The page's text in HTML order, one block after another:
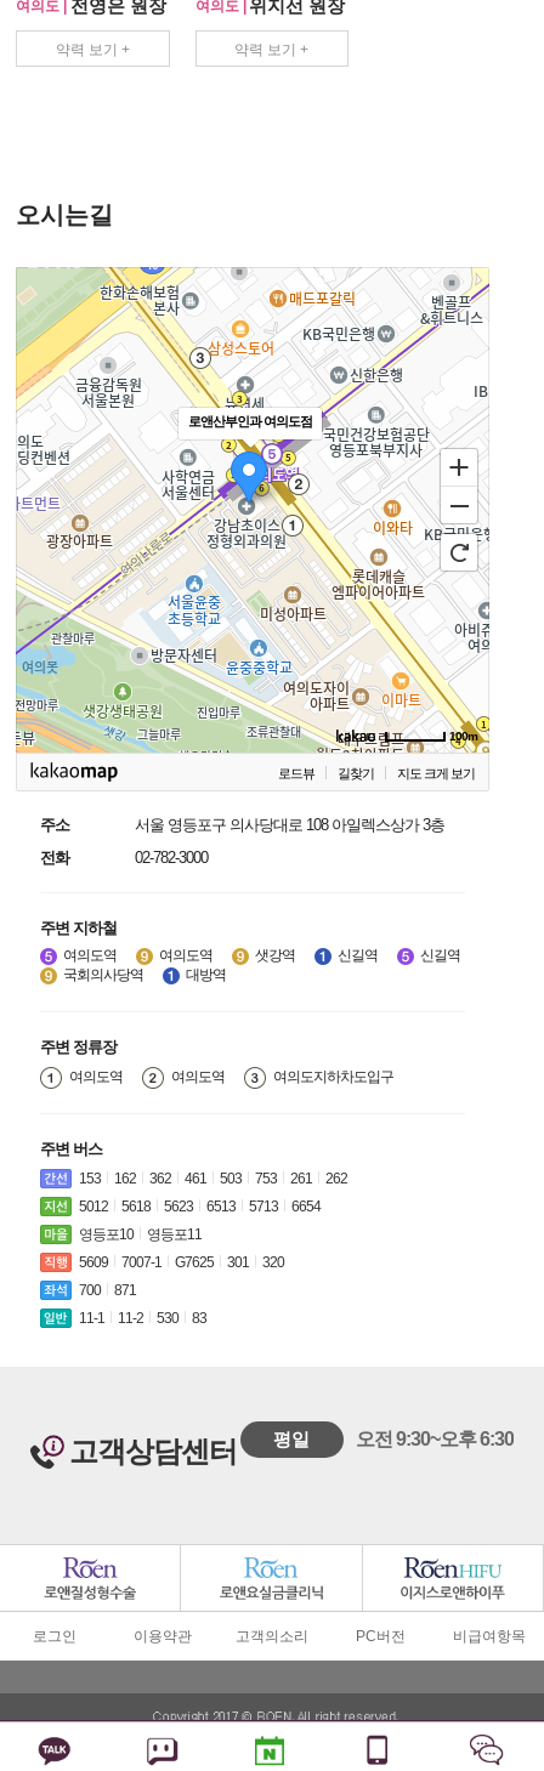
여의도 | 전영은 원장
약력 보기 +
여의도 | 위지선 원장
약력 보기 +
오시는길
로앤산부인과 여의도점
100m
로드뷰 길찾기 지도 크게 보기
주소
서울 영등포구 의사당대로 108 아일렉스상가 3층
전화
02-782-3000
주변 지하철
여의도역 여의도역 샛강역 신길역
신길역
국회의사당역
대방역
주변 정류장
여의도역 여의도역 여의도지하차도입구
주변 버스
153 162 362 461 503 753 261
262
5012
5618 5623 6513 5713
6654
영등포10
영등포11
5609
7007-1 G7625 301
320
700
871
11-1
11-2 530 83
고객상담센터 평일 오전 9:30~오후 6:30
로그인 이용약관 고객의소리 PC버전 비급여항목